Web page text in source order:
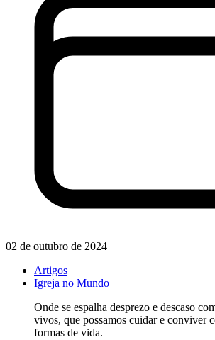
02 de outubro de 2024
Artigos
Igreja no Mundo
Onde se espalha desprezo e descaso
vivos, que possamos cuidar e conviver
formas de vida.